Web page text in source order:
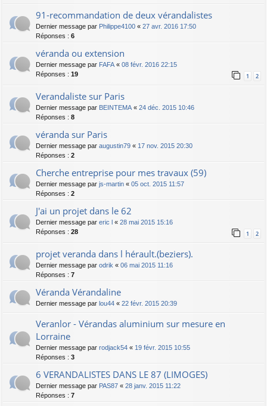
91-recommandation de deux vérandalistes
Dernier message par Philippe4100 « 27 avr. 2016 17:50
Réponses : 6
véranda ou extension
Dernier message par FAFA « 08 févr. 2016 22:15
Réponses : 19 1 2
Verandaliste sur Paris
Dernier message par BEINTEMA « 24 déc. 2015 10:46
Réponses : 8
véranda sur Paris
Dernier message par augustin79 « 17 nov. 2015 20:30
Réponses : 2
Cherche entreprise pour mes travaux (59)
Dernier message par js-martin « 05 oct. 2015 11:57
Réponses : 2
J'ai un projet dans le 62
Dernier message par eric l « 28 mai 2015 15:16
Réponses : 28 1 2
projet veranda dans l hérault.(beziers).
Dernier message par odrik « 06 mai 2015 11:16
Réponses : 7
Véranda Vérandaline
Dernier message par lou44 « 22 févr. 2015 20:39
Veranlor - Vérandas aluminium sur mesure en
Lorraine
Dernier message par rodjack54 « 19 févr. 2015 10:55
Réponses : 3
6 VERANDALISTES DANS LE 87 (LIMOGES)
Dernier message par PAS87 « 28 janv. 2015 11:22
Réponses : 7